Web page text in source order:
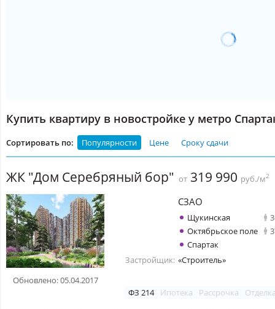
Купить квартиру в новостройке у метро
Сортировать по: Популярности Цене Сроку сдачи
ЖК "Дом Серебряный бор" от 319 990 руб./м2
Обновлено: 05.04.2017
СЗАО
Щукинская
Октябрьское поле
Спартак
Застройщик: «Строитель»
ФЗ 214 Ипотека Рассрочка